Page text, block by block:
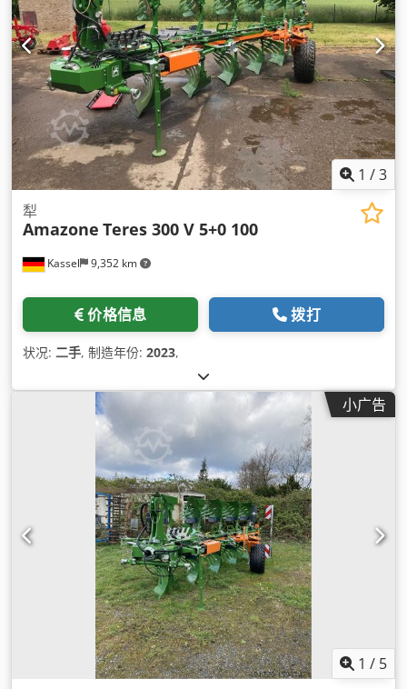
1 /3
Kassel 9,352 km
犁
Amazone Teres 300 V 5+0 100
价格信息 拨打
状况: 二手, 制造年份: 2023,
小广告
1 / 5